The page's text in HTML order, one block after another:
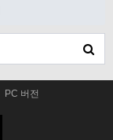
PC 버전